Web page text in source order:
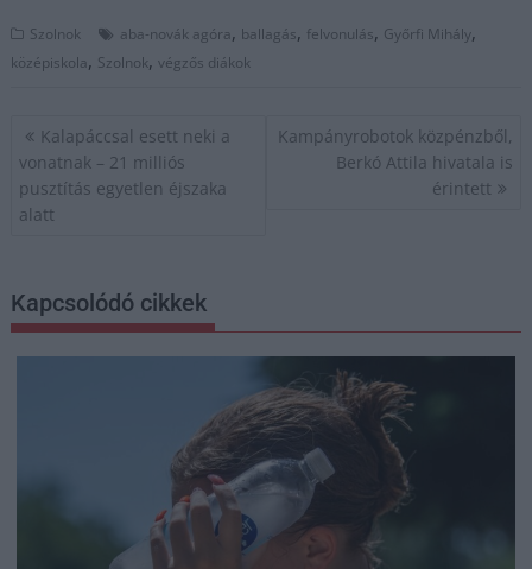
Szolnok aba-novák agóra, ballagás, felvonulás, Győrfi Mihály,
középiskola, Szolnok,végzős diákok
Bejegyzés
navigáció
Kalapáccsal esett neki a
vonatnak – 21 milliós
pusztítás egyetlen éjszaka
alatt
Kampányrobotok közpénzből,
Berkó Attila hivatala is
érintett
Kapcsolódó cikkek